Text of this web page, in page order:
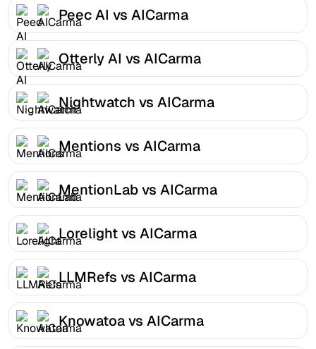
Peec AI vs AICarma
Otterly AI vs AICarma
Nightwatch vs AICarma
Mentions vs AICarma
MentionLab vs AICarma
Lorelight vs AICarma
LLMRefs vs AICarma
Knowatoa vs AICarma